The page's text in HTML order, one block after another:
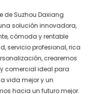
de Suzhou Daxiang
solución innovadora,
cómoda y rentable
servicio profesional, rica
crearemos
comercial ideal para
vida mejor y un
hacia un futuro mejor.